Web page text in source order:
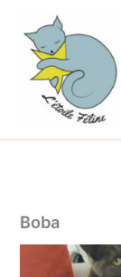
contenu
Boba